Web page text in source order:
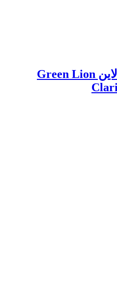
اسپیکر گیمینگ گرین لاین Green Lion